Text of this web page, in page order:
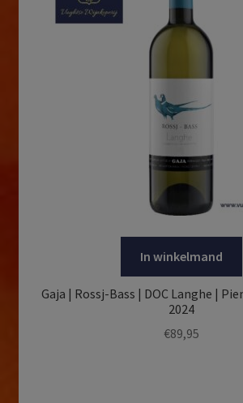
In winkelmand
Gaja | Rossj-Bass | DOC Langhe |
2024
€89,95